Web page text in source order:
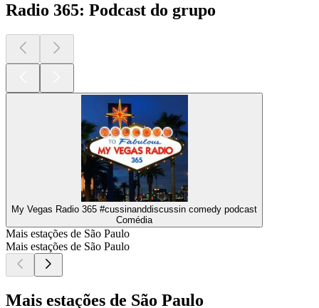
Radio 365: Podcast do grupo
My Vegas Radio 365 #cussinanddiscussin comedy podcast
Comédia
Mais estações de São Paulo
Mais estações de São Paulo
Mais estações de São Paulo